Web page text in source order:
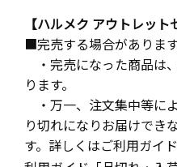
【ハルメク アウトレッ
■完売する場合があります
・完売になった商品は
ります。
・万一、注文集中等に
り切れになりお届けでき
す。詳しくはご利用ガイ